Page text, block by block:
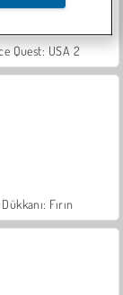
Quest: USA 2
Fırın